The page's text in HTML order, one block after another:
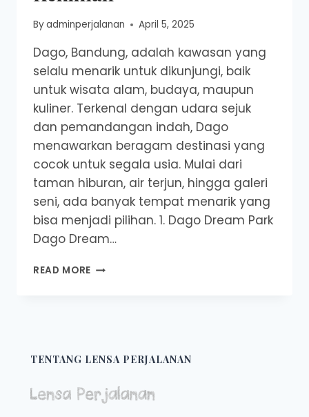
Byadminperjalanan April 5, 2025
Dago, Bandung, adalah kawasan yang
selalu menarik untuk dikunjungi, baik
untuk wisata alam, budaya, maupun
kuliner. Terkenal dengan udara sejuk
dan pemandangan indah, Dago
menawarkan beragam destinasi yang
cocok untuk segala usia. Mulai dari
taman hiburan, air terjun, hingga galeri
seni, ada banyak tempat menarik yang
bisa menjadi pilihan. 1. Dago Dream Park
Dago Dream…
READ MORE REKOMENDASI
DAN
TENTANG LENSA PERJALANAN